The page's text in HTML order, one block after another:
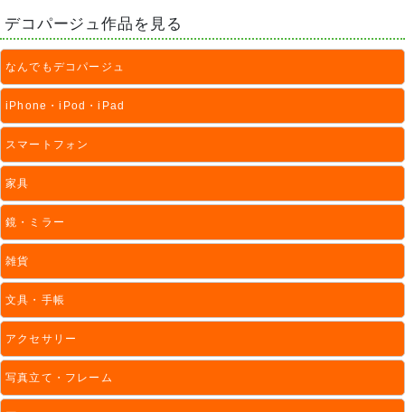
デコパージュ作品を見る
なんでもデコパージュ
iPhone・iPod・iPad
スマートフォン
家具
鏡・ミラー
雑貨
文具・手帳
アクセサリー
写真立て・フレーム